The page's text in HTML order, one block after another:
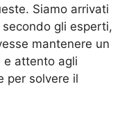
Siamo arrivati
gli esperti,
mantenere un
e attento agli
per solvere il